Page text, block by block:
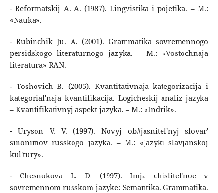
- Reformatskij A. A. (1987). Lingvistika i pojetika. – M.:
«Nauka».
- Rubinchik Ju. A. (2001). Grammatika sovremennogo
persidskogo literaturnogo jazyka. – M.: «Vostochnaja
literatura» RAN.
- Toshovich B. (2005). Kvantitativnaja kategorizacija i
kategorial'naja kvantifikacija. Logicheskij analiz jazyka
– Kvantifikativnyj aspekt jazyka. – M.: «Indrik».
- Uryson V. V. (1997). Novyj ob#jasnitel'nyj slovar'
sinonimov russkogo jazyka. – M.: «Jazyki slavjanskoj
kul'tury».
- Chesnokova L. D. (1997). Imja chislitel'noe v
sovremennom russkom jazyke: Semantika. Grammatika.